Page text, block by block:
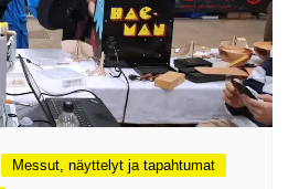
Messut, näyttelyt ja tapahtumat